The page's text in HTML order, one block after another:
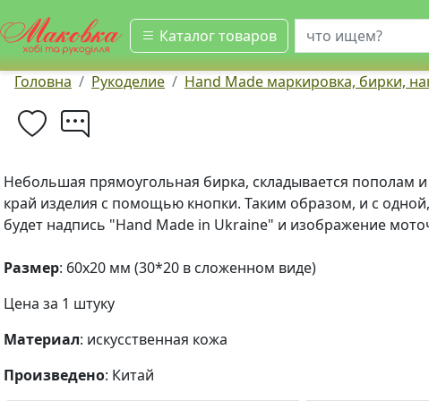
Каталог товаров
искать
Головна Рукоделие Hand Made маркировка, бирки,
Небольшая прямоугольная бирка, складывается пополам
край изделия с помощью кнопки. Таким образом, и с
будет надпись "Hand Made in Ukraine" и изображение
Размер: 60х20 мм (30*20 в сложенном виде)
Цена за 1 штуку
Материал: искусственная кожа
Произведено: Китай